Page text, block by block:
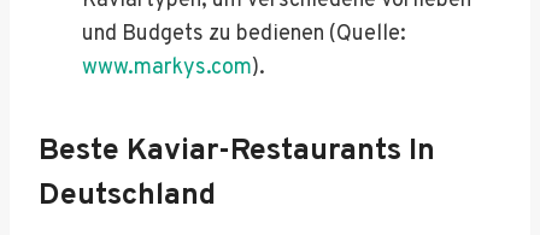
und Budgets zu bedienen (Quelle:
www.markys.com).
Beste Kaviar-Restaurants In
Deutschland